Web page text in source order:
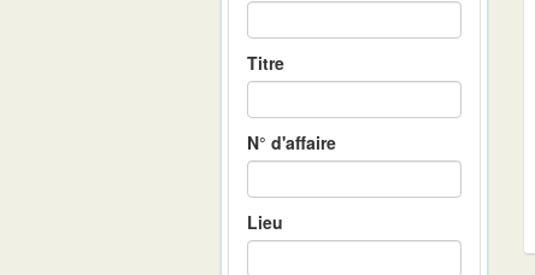
Titre
N° d'affaire
Lieu